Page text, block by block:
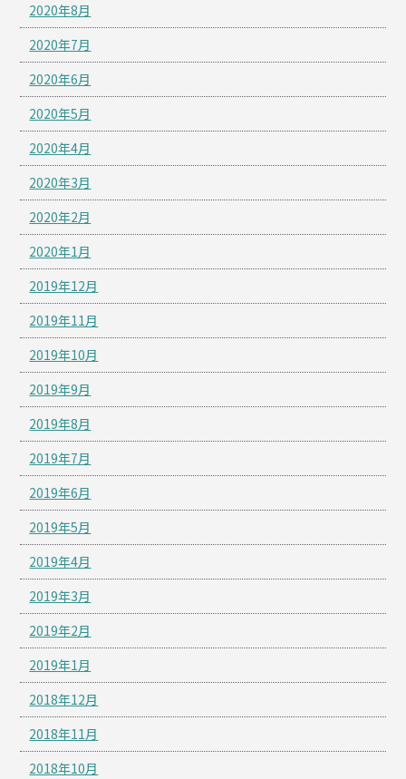
2020年8月
2020年7月
2020年6月
2020年5月
2020年4月
2020年3月
2020年2月
2020年1月
2019年12月
2019年11月
2019年10月
2019年9月
2019年8月
2019年7月
2019年6月
2019年5月
2019年4月
2019年3月
2019年2月
2019年1月
2018年12月
2018年11月
2018年10月